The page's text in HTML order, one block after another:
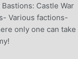
Castle War
Various factions-
only one can take